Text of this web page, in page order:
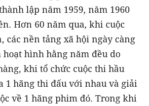
lập năm 1959, năm 1960
Hơn 60 năm qua, khi cuộc
các nền tảng xã hội ngày càng
hình hằng năm đều do
khi tổ chức cuộc thi hầu
1 hãng thi đấu với nhau và giải
về 1 hãng phim đó. Trong khi